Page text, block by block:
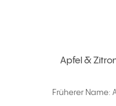
Apfel &
Früherer Name: